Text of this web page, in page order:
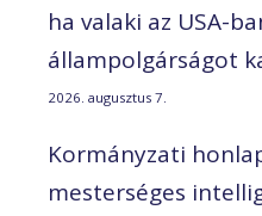
ha valaki az USA-
állampolgárságot
2026. augusztus 7.
Kormányzati
mesterséges